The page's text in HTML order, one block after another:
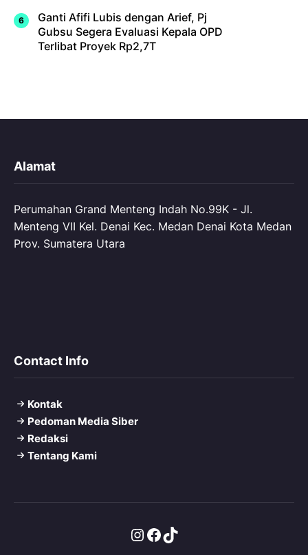
Ganti Afifi Lubis dengan Arief, Pj
Gubsu Segera Evaluasi Kepala OPD
Terlibat Proyek Rp2,7T
Alamat
Perumahan Grand Menteng Indah No.99K - Jl.
Menteng VII Kel. Denai Kec. Medan Denai Kota Medan
Prov. Sumatera Utara
Contact Info
Kontak
Pedoman Media Siber
Redaksi
Tentang Kami
Instagram
Facebook
TikTok